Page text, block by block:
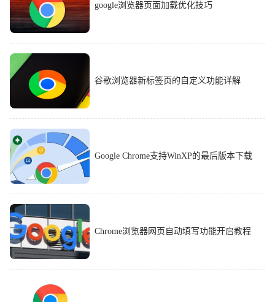
google浏览器页面加载优化技巧
谷歌浏览器新标签页的自定义功能详解
Google Chrome支持WinXP的最后版本下载
Chrome浏览器网页自动填写功能开启教程